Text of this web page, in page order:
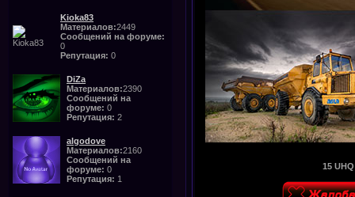
Kioka83
Материалов:2449
Сообщений на форуме:
0
Репутация: 0
DiZa
Материалов:2390
Сообщений на
форуме: 0
Репутация: 2
algodove
Материалов:2160
Сообщений на
форуме: 0
Репутация: 1
15